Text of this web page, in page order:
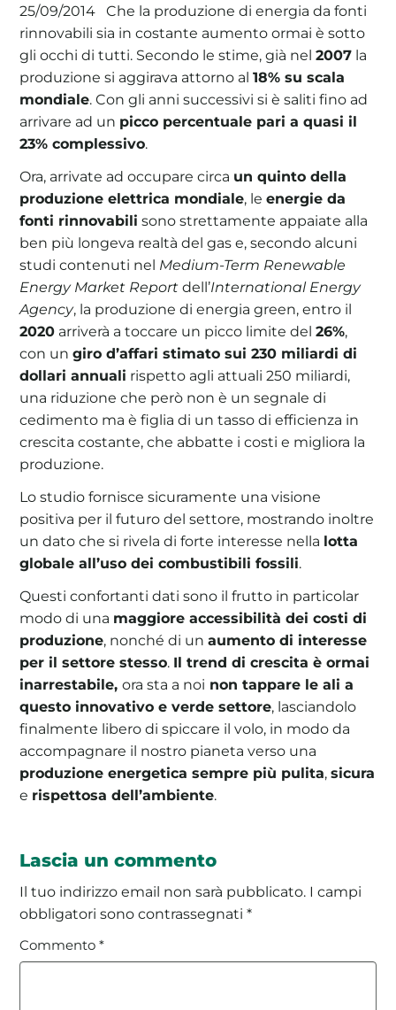
25/09/2014
Che la produzione di energia da fonti
rinnovabili sia in costante aumento ormai è sotto
gli occhi di tutti. Secondo le stime, già nel2007 la
produzione si aggirava attorno al18% su scala
mondiale. Con gli anni successivi si è saliti fino ad
arrivare ad un picco percentuale pari a quasi il
23% complessivo.
Ora, arrivate ad occupare circa un quinto della
produzione elettrica mondiale, leenergie da
fonti rinnovabili sono strettamente appaiate alla
ben più longeva realtà del gas e, secondo alcuni
studi contenuti nel Medium-Term Renewable
Energy Market Report dell’International Energy
Agency, la produzione di energia green, entro il
2020 arriverà a toccare un picco limite del26%,
con ungiro d’affari stimato sui 230 miliardi di
dollari annuali rispetto agli attuali 250 miliardi,
una riduzione che però non è un segnale di
cedimento ma è figlia di un tasso di efficienza in
crescita costante, che abbatte i costi e migliora la
produzione.
Lo studio fornisce sicuramente una visione
positiva per il futuro del settore, mostrando inoltre
un dato che si rivela di forte interesse nella lotta
globale all’uso dei combustibili fossili.
Questi confortanti dati sono il frutto in particolar
modo di una maggiore accessibilità dei costi di
produzione, nonché di unaumento di interesse
per il settore stesso. Il trend di crescita è ormai
inarrestabile,ora sta a noi non tappare le ali a
questo innovativo e verde settore, lasciandolo
finalmente libero di spiccare il volo, in modo da
accompagnare il nostro pianeta verso una
produzione energetica sempre più pulita,sicura
e rispettosa dell’ambiente.
Lascia un commento
Il tuo indirizzo email non sarà pubblicato. I campi
obbligatori sono contrassegnati*
Commento*